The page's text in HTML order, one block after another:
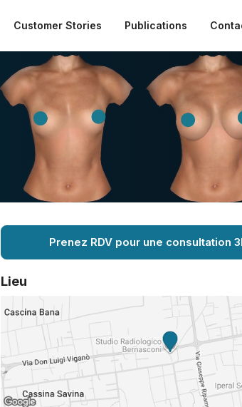
Customer Stories Publications
Prenez RDV pour une consultation
Lieu